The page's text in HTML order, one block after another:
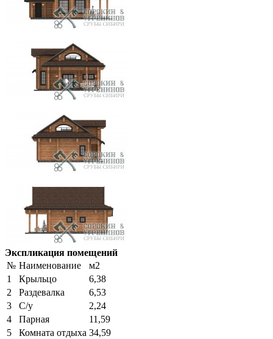
Экспликация помещений
№ Наименование
м2
1
Крыльцо
6,38
2
Раздевалка
6,53
3
С/у
2,24
4
Парная
11,59
5
Комната отдыха 34,59